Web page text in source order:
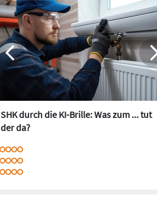
SHK durch die KI-Brille: Was zum ... tut
der da?